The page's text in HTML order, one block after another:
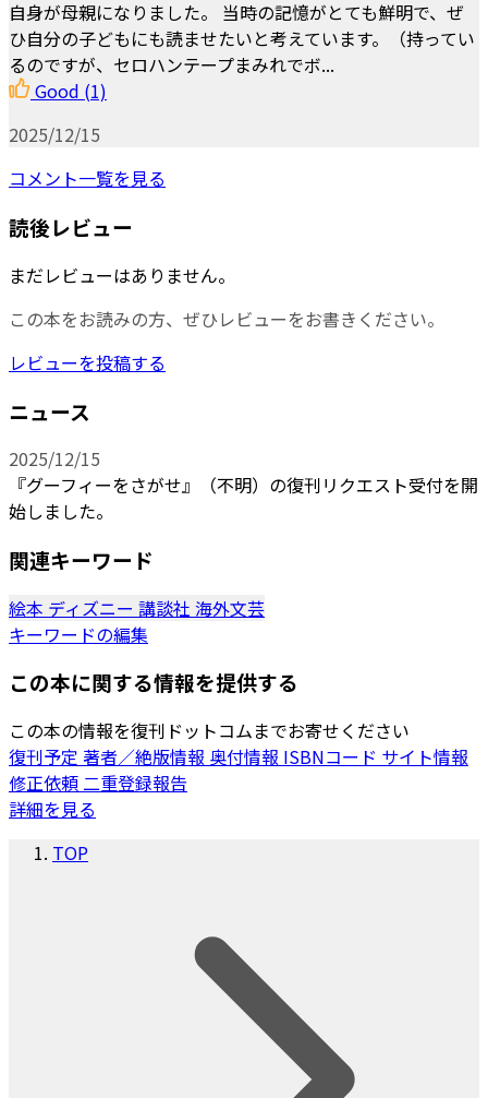
自身が母親になりました。 当時の記憶がとても鮮明で、ぜ
ひ自分の子どもにも読ませたいと考えています。（持ってい
るのですが、セロハンテープまみれでボ...
Good (1)
2025/12/15
コメント一覧を見る
読後レビュー
まだレビューはありません。
この本をお読みの方、ぜひレビューをお書きください。
レビューを投稿する
ニュース
2025/12/15
『グーフィーをさがせ』（不明）の復刊リクエスト受付を開
始しました。
関連キーワード
絵本 ディズニー 講談社 海外文芸
キーワードの編集
この本に関する情報を提供する
この本の情報を復刊ドットコムまでお寄せください
復刊予定 著者／絶版情報 奥付情報 ISBNコード サイト情報
修正依頼二重登録報告
詳細を見る
TOP